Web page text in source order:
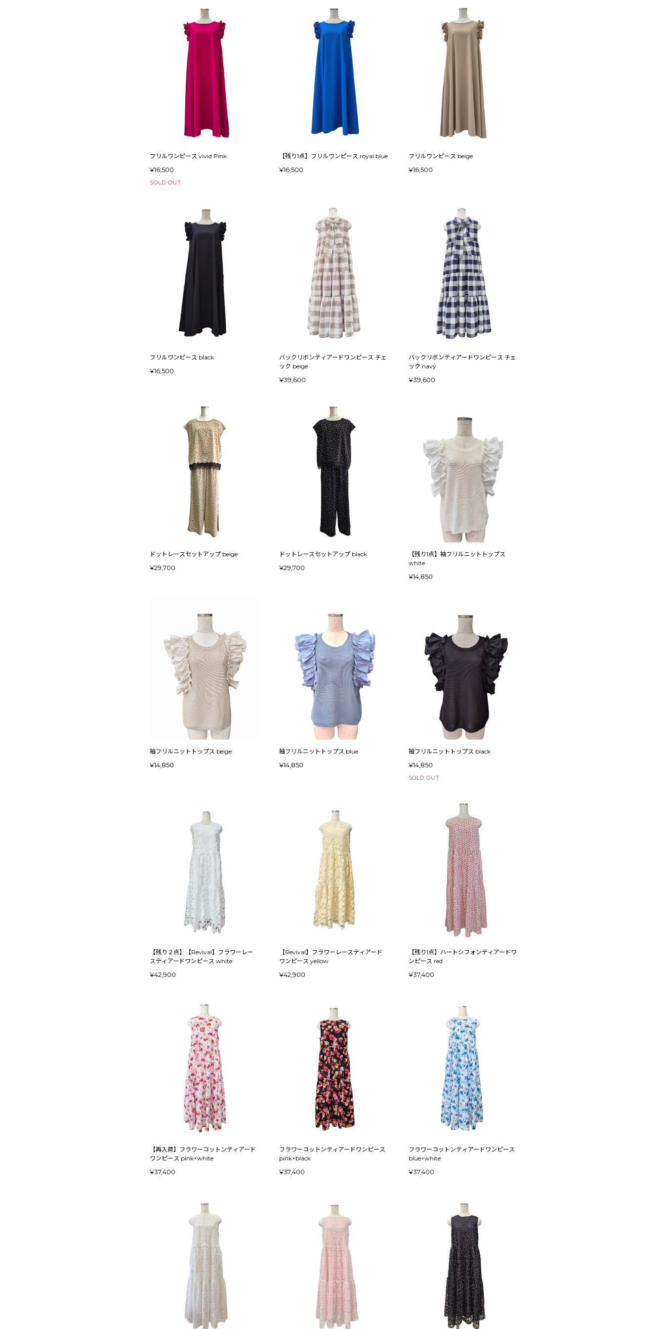
フリルワンピース vivid Pink
¥16,500
SOLD OUT
【残り1点】フリルワンピース royal blue
¥16,500
フリルワンピース beige
¥16,500
フリルワンピース black
¥16,500
バックリボンティアードワンピース チェ
ック beige
¥39,600
バックリボンティアードワンピース チェ
ック navy
¥39,600
ドットレースセットアップ beige
¥29,700
ドットレースセットアップ black
¥29,700
【残り1点】袖フリルニットトップス
white
¥14,850
袖フリルニットトップス beige
¥14,850
袖フリルニットトップス blue
¥14,850
袖フリルニットトップス black
¥14,850
SOLD OUT
【残り２点】【Revival】フラワーレー
スティアードワンピース white
¥42,900
【Revival】フラワーレースティアード
ワンピース yellow
¥42,900
【残り1点】ハートシフォンティアードワ
ンピース red
¥37,400
【再入荷】フラワーコットンティアード
ワンピース pink×white
¥37,400
フラワーコットンティアードワンピース
pink×black
¥37,400
フラワーコットンティアードワンピース
blue×white
¥37,400